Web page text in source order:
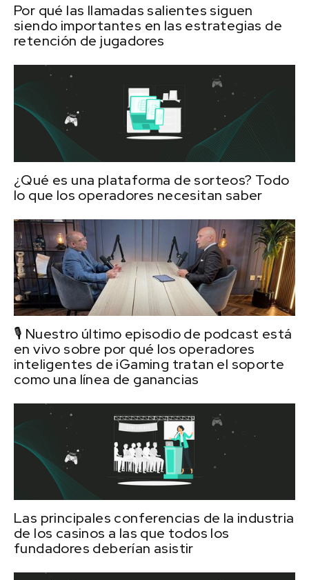
Por qué las llamadas salientes siguen
siendo importantes en las estrategias de
retención de jugadores
¿Qué es una plataforma de sorteos? Todo
lo que los operadores necesitan saber
🎙️ Nuestro último episodio de podcast está
en vivo sobre por qué los operadores
inteligentes de iGaming tratan el soporte
como una línea de ganancias
Las principales conferencias de la industria
de los casinos a las que todos los
fundadores deberían asistir